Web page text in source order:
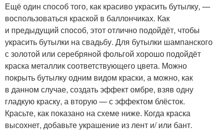
Ещё один способ того, как красиво украсить бутылку, —
воспользоваться краской в баллончиках. Как
и предыдущий способ, этот отлично подойдёт, чтобы
украсить бутылки на свадьбу. Для бутылки шампанского
с золотой или серебряной фольгой хорошо подойдёт
краска металлик соответствующего цвета. Можно
покрыть бутылку одним видом краски, а можно, как
в данном случае, создать эффект омбре, взяв одну
гладкую краску, а вторую — с эффектом блёсток.
Красьте, как показано на схеме ниже. Когда краска
высохнет, добавьте украшение из лент и/ или бант.